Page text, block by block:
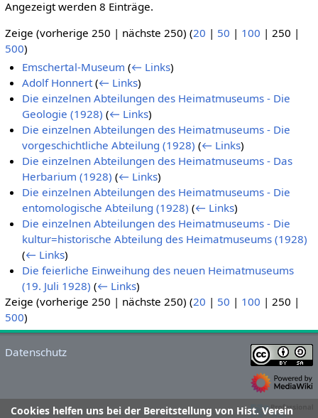
Angezeigt werden 8 Einträge.
Zeige (vorherige 250 | nächste 250) (20 | 50 | 100 | 250 |
500)
Emschertal-Museum (← Links)
Adolf Honnert (← Links)
Die einzelnen Abteilungen des Heimatmuseums - Die
Geologie (1928) (← Links)
Die einzelnen Abteilungen des Heimatmuseums - Die
vorgeschichtliche Abteilung (1928) (← Links)
Die einzelnen Abteilungen des Heimatmuseums - Das
Herbarium (1928) (← Links)
Die einzelnen Abteilungen des Heimatmuseums - Die
entomologische Abteilung (1928) (← Links)
Die einzelnen Abteilungen des Heimatmuseums - Die
kultur=historische Abteilung des Heimatmuseums (1928)
(← Links)
Die feierliche Einweihung des neuen Heimatmuseums
(19. Juli 1928) (← Links)
Zeige (vorherige 250 | nächste 250) (20 | 50 | 100 | 250 |
500)
Cookies helfen uns bei der Bereitstellung von Hist. Verein
Datenschutz